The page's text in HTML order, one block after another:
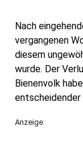
Nach
vergangenen
diesem
wurde. Der
Bienenvolk
Anzeige